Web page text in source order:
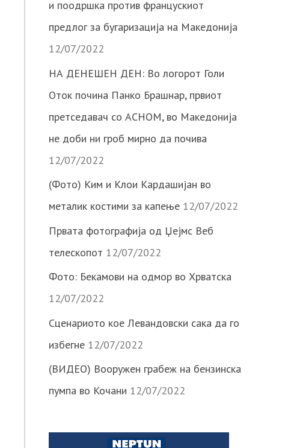
и поодршка против францускиот
предлог за бугаризација на Македонија
12/07/2022
НА ДЕНЕШЕН ДЕН: Во логорот Голи
Оток почина Панко Брашнар, првиот
претседавач со АСНОМ, во Македонија
не доби ни гроб мирно да почива
12/07/2022
(Фото) Ким и Клои Кардашијан во
металик костими за капење 12/07/2022
Првата фотографија од Џејмс Веб
телескопот 12/07/2022
Фото: Бекамови на одмор во Хрватска
12/07/2022
Сценариото кое Левандовски сака да го
избегне 12/07/2022
(ВИДЕО) Вооружен грабеж на бензинска
пумпа во Кочани 12/07/2022